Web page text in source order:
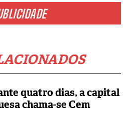
quatro dias, a capital
chama-se Cem